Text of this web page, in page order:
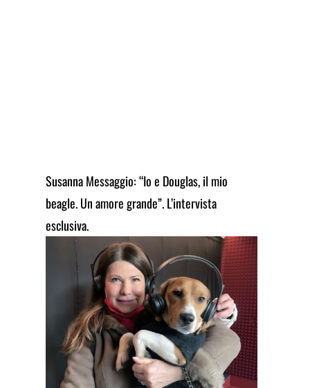
Susanna Messaggio: “Io e Douglas, il mio
beagle. Un amore grande”. L’intervista
esclusiva.